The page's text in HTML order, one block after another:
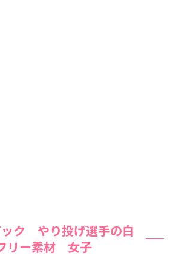
ク やり投げ選手の白
リー素材 女子